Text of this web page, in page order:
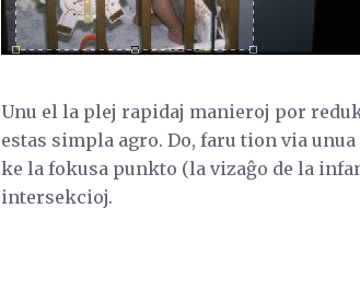
Unu el la plej rapidaj manieroj por
estas simpla agro. Do, faru tion via
ke la fokusa punkto (la vizaĝo de la
intersekcioj.